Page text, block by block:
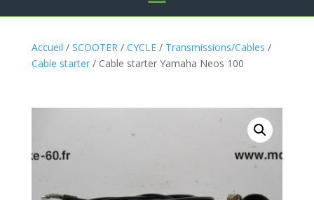
Accueil / SCOOTER / CYCLE/ Transmissions/Cables /
Cable starter/ Cable starter Yamaha Neos 100